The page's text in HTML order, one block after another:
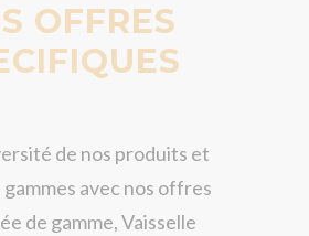
OFFRES
de nos produits et
gammes avec nos offres
de gamme, Vaisselle